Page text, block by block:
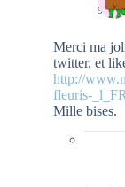
5
Merci ma
twitter, et
http://
fleuris-
Mille bises.